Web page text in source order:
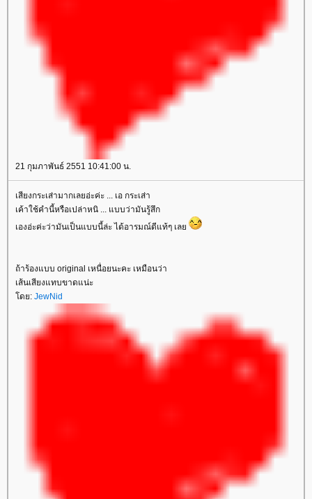
21 กุมภาพันธ์ 2551 10:41:00 น.
เสียงกระเส่ามากเลยอ่ะค่ะ ... เอ กระเส่า
เค้าใช้คำนี้หรือเปล่าหนิ ... แบบว่ามันรู้สึก
เองอ่ะค่ะว่ามันเป็นแบบนี้ล่ะ ได้อารมณ์ดีแท้ๆ เล
ถ้าร้องแบบ original เหนื่อยนะคะ เหมือนว่า
เส้นเสียงแทบขาดแน่ะ
ดย: JewNid